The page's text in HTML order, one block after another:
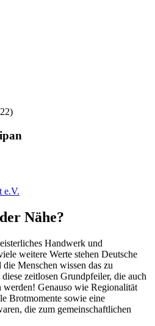
e.V.
Nähe?
Handwerk und
weitere Werte stehen Deutsche
Menschen wissen das zu
zeitlosen Grundpfeiler, die auch
Genauso wie Regionalität
Brotmomente sowie eine
die zum gemeinschaftlichen